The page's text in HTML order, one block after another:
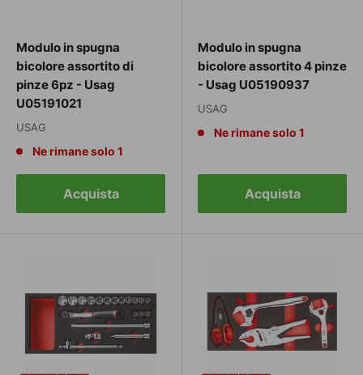
Modulo in spugna
bicolore assortito di
pinze 6pz - Usag
U05191021
USAG
Ne rimane solo 1
Acquista
Modulo in spugna
bicolore assortito 4 pinze
- Usag U05190937
USAG
Ne rimane solo 1
Acquista